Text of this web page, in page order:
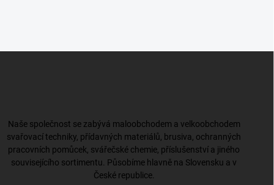
Naše společnost se zabývá maloobchodem a velkoobchodem
svařovací techniky, přídavných materiálů, brusiva, ochranných
pracovních pomůcek, svářečské chemie, příslušenství a jiného
souvisejícího sortimentu. Působíme hlavně na Slovensku a v
České republice.